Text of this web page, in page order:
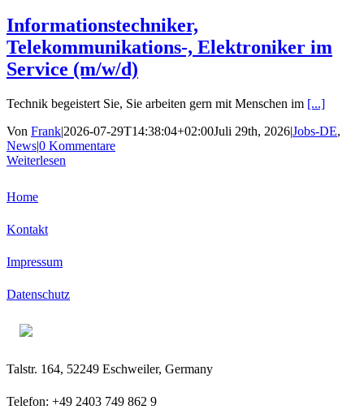
Informationstechniker,
Telekommunikations-, Elektroniker im
Service (m/w/d)
Technik begeistert Sie, Sie arbeiten gern mit Menschen im [...]
Von Frank|2026-07-29T14:38:04+02:00Juli 29th, 2026|Jobs-DE,
News|0 Kommentare
Weiterlesen
Home
Kontakt
Impressum
Datenschutz
Talstr. 164, 52249 Eschweiler, Germany
Telefon: +49 2403 749 862 9